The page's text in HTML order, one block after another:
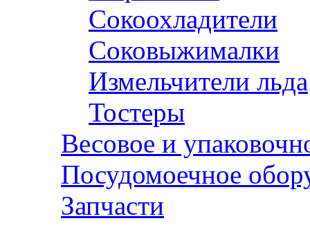
Сокоохладители
Соковыжималки
Измельчители льда
Тостеры
Весовое и
Посудомоечное
Запчасти